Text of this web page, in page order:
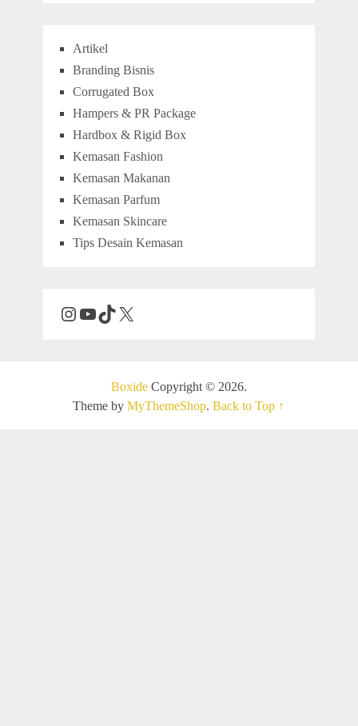
Artikel
Branding Bisnis
Corrugated Box
Hampers & PR Package
Hardbox & Rigid Box
Kemasan Fashion
Kemasan Makanan
Kemasan Parfum
Kemasan Skincare
Tips Desain Kemasan
BoxideCopyright © 2026.
Theme byMyThemeShop.Back to Top ↑